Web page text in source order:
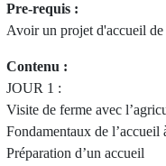
Pre-requis :
Avoir un projet d'accueil
Contenu :
JOUR 1 :
Visite de ferme avec
Fondamentaux de l’accueil
Préparation d’un accueil